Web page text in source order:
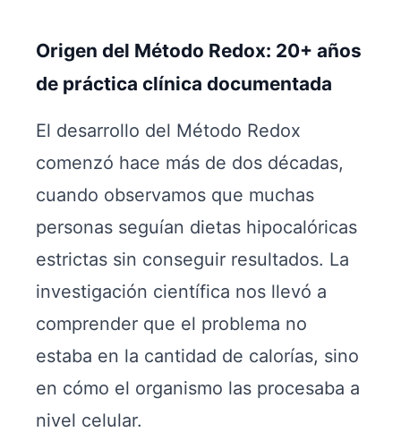
Origen del Método Redox: 20+ años
de práctica clínica documentada
El desarrollo del Método Redox
comenzó hace más de dos décadas,
cuando observamos que muchas
personas seguían dietas hipocalóricas
estrictas sin conseguir resultados. La
investigación científica nos llevó a
comprender que el problema no
estaba en la cantidad de calorías, sino
en cómo el organismo las procesaba a
nivel celular.